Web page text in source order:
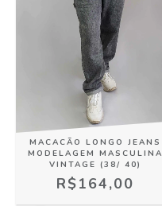
MACACÃO LONGO JEANS
MODELAGEM MASCULINA
VINTAGE (38/ 40)
R$164,00